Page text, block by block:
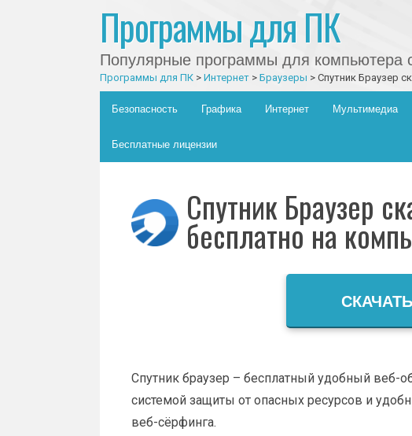
Программы для ПК
Популярные программы для компьютера
Программы для ПК> Интернет> Браузеры > Спутник Браузер
Главное меню
Skip to content
Безопасность Графика Интернет Мультимедиа
Бесплатные лицензии
Спутник Браузер
бесплатно на
СКАЧАТЬ
Спутник браузер – бесплатный удобный веб-
системой защиты от опасных ресурсов и
веб-сёрфинга.